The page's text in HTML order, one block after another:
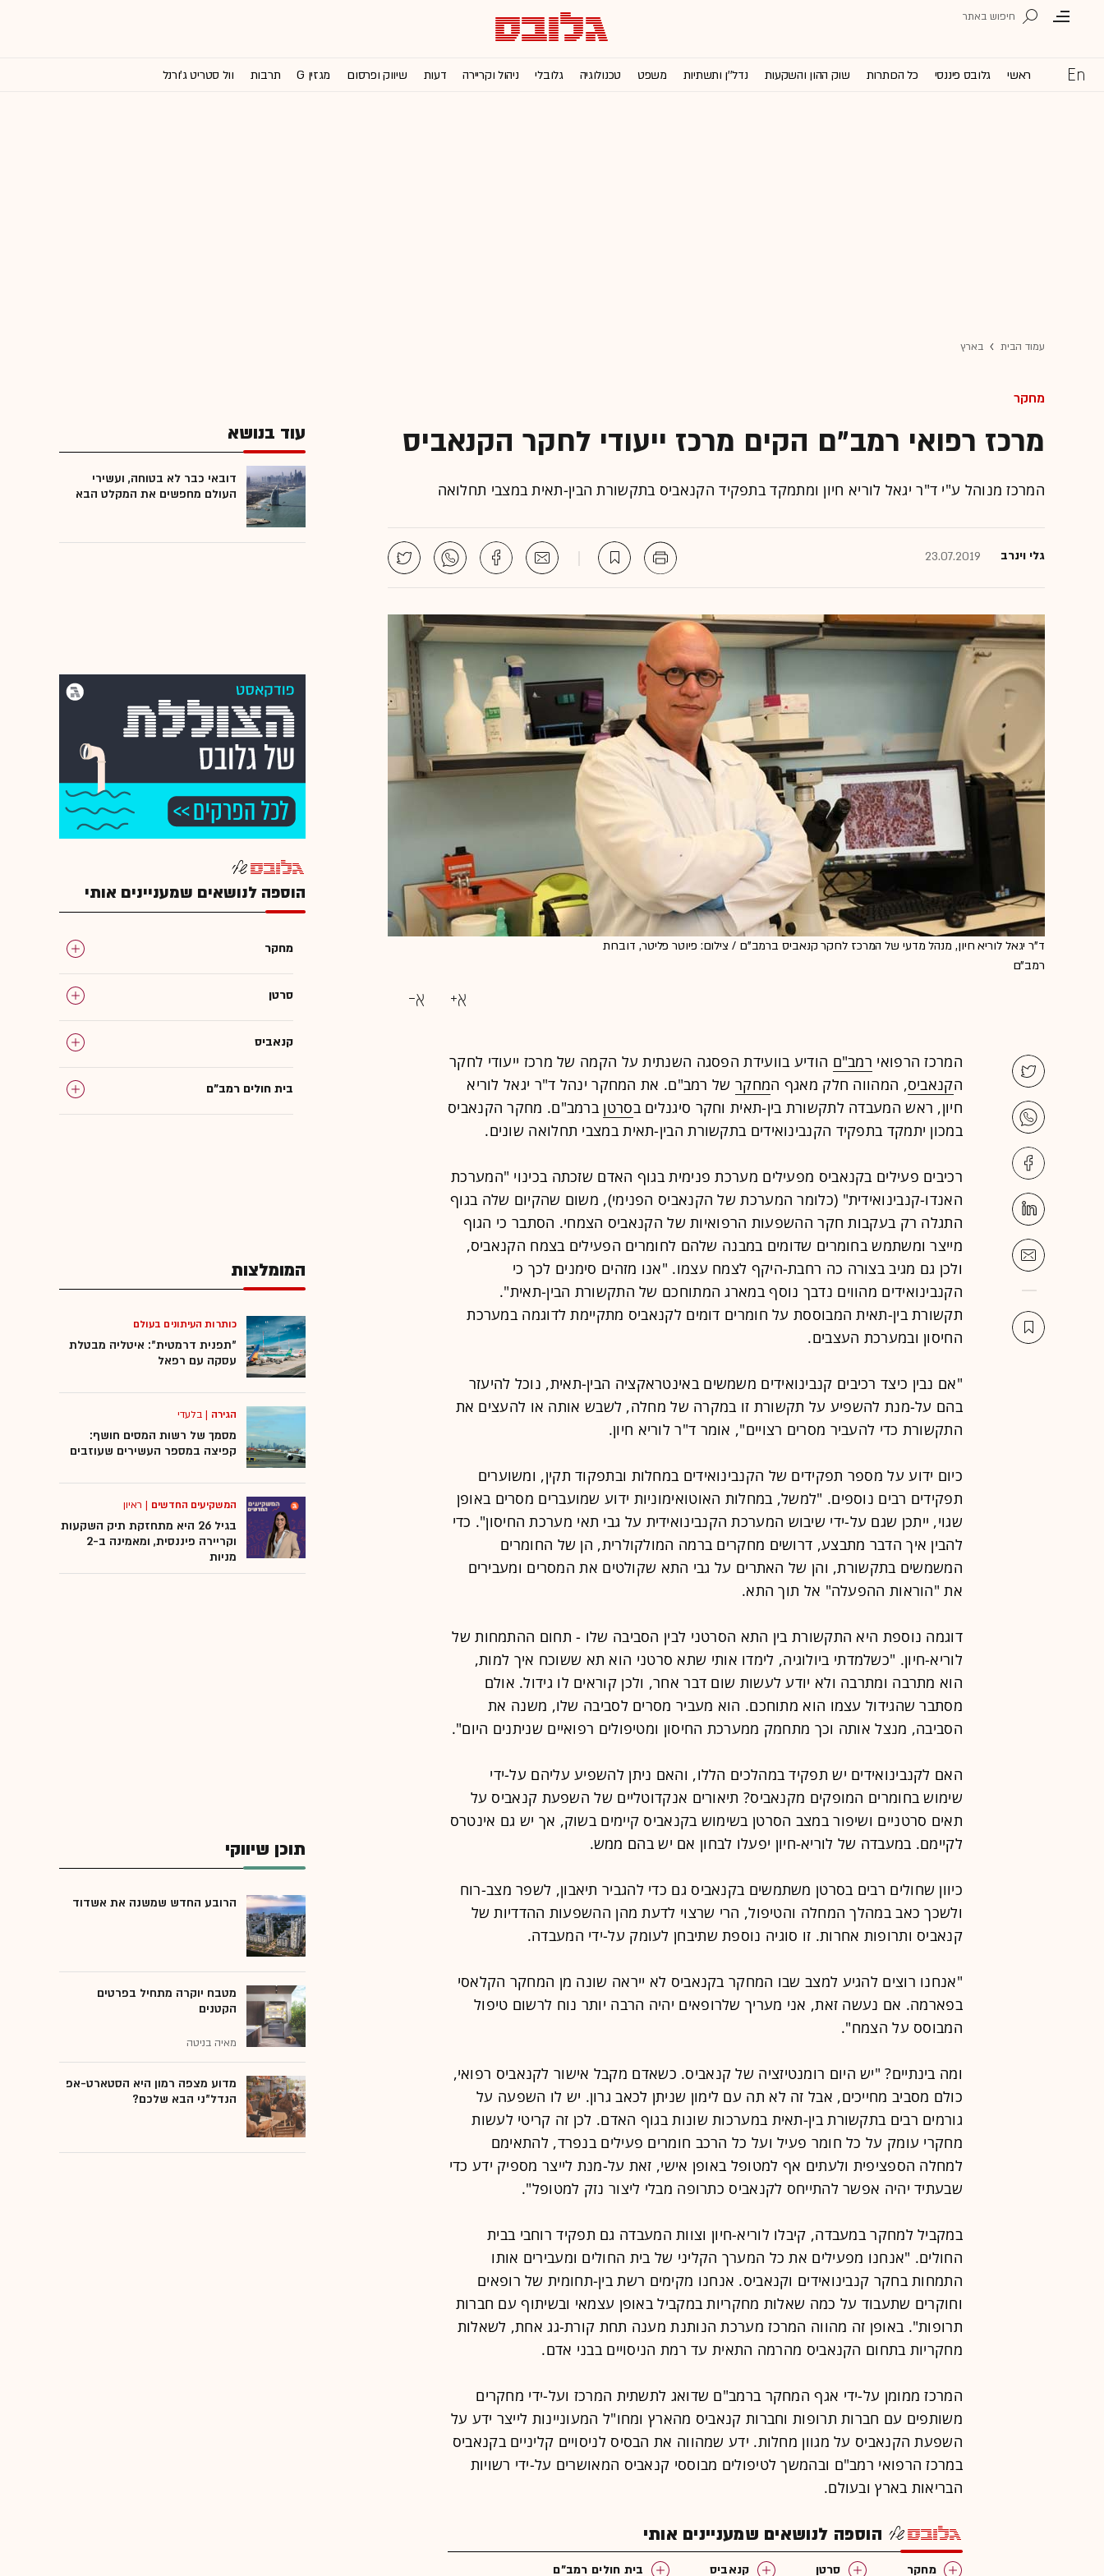
ראשי גלובס פיננסי כל הכותרות שוק ההון והשקעות נדל''ן ותשתיות משפט טכנולוגיה גלובלי ניהול וקריירה דעות שיווק ופרסום מגזין G תרבות וול סטריט ג'ורנל
עמוד הבית בארץ
מחקר
מרכז רפואי רמב"ם הקים מרכז ייעודי לחקר הקנאביס
המרכז מנוהל ע"י ד"ר יגאל לוריא חיון ומתמקד בתפקיד הקנאביס בתקשורת הבין-תאית במצבי תחלואה
גלי וינרב 23.07.2019
ד"ר יגאל לוריא חיון, מנהל מדעי של המרכז לחקר קנאביס ברמב"ם / צילום: פיוטר פליטר, דוברות
רמב"ם
המרכז הרפואי רמב"ם הודיע בוועידת הפסגה השנתית על הקמה של מרכז ייעודי לחקר
הקנאביס, המהווה חלק מאגף המחקר של רמב"ם. את המחקר ינהל ד"ר יגאל לוריא
חיון, ראש המעבדה לתקשורת בין-תאית וחקר סיגנלים בסרטן ברמב"ם. מחקר הקנאביס
במכון יתמקד בתפקיד הקנבינואידים בתקשורת הבין-תאית במצבי תחלואה שונים.
רכיבים פעילים בקנאביס מפעילים מערכת פנימית בגוף האדם שזכתה בכינוי "המערכת
האנדו-קנבינואידית" (כלומר המערכת של הקנאביס הפנימי), משום שהקיום שלה בגוף
התגלה רק בעקבות חקר ההשפעות הרפואיות של הקנאביס הצמחי. הסתבר כי הגוף
מייצר ומשתמש בחומרים שדומים במבנה שלהם לחומרים הפעילים בצמח הקנאביס,
ולכן גם מגיב בצורה כה רחבת-היקף לצמח עצמו. "אנו מזהים סימנים לכך כי
הקנבינואידים מהווים נדבך נוסף במארג המתוחכם של התקשורת הבין-תאית".
תקשורת בין-תאית המבוססת על חומרים דומים לקנאביס מתקיימת לדוגמה במערכת
החיסון ובמערכת העצבים.
"אם נבין כיצד רכיבים קנבינואידים משמשים באינטראקציה הבין-תאית, נוכל להיעזר
בהם על-מנת להשפיע על תקשורת זו במקרה של מחלה, לשבש אותה או להעצים את
התקשורת כדי להעביר מסרים רצויים", אומר ד"ר לוריא חיון.
כיום ידוע על מספר תפקידים של הקנבינואידים במחלות ובתפקוד תקין, ומשוערים
תפקידים רבים נוספים. "למשל, במחלות האוטואימוניות ידוע שמועברים מסרים באופן
שגוי, ייתכן שגם על-ידי שיבוש המערכת הקנבינואידית על גבי תאי מערכת החיסון". כדי
להבין איך הדבר מתבצע, דרושים מחקרים ברמה המולקולרית, הן של החומרים
המשמשים בתקשורת, והן של האתרים על גבי התא שקולטים את המסרים ומעבירים
את "הוראות ההפעלה" אל תוך התא.
דוגמה נוספת היא התקשורת בין התא הסרטני לבין הסביבה שלו - תחום ההתמחות של
לוריא-חיון. "כשלמדתי ביולוגיה, לימדו אותי שתא סרטני הוא תא ששוכח איך למות,
הוא מתרבה ומתרבה ולא יודע לעשות שום דבר אחר, ולכן קוראים לו גידול. אולם
מסתבר שהגידול עצמו הוא מתוחכם. הוא מעביר מסרים לסביבה שלו, משנה את
הסביבה, מנצל אותה וכך מתחמק ממערכת החיסון ומטיפולים רפואיים שניתנים היום".
האם לקנבינואידים יש תפקיד במהלכים הללו, והאם ניתן להשפיע עליהם על-ידי
שימוש בחומרים המופקים מקנאביס? תיאורים אנקדוטליים של השפעת קנאביס על
תאים סרטניים ושיפור במצב הסרטן בשימוש בקנאביס קיימים בשוק, אך יש גם אינטרס
לקיימם. במעבדה של לוריא-חיון יפעלו לבחון אם יש בהם ממש.
כיוון שחולים רבים בסרטן משתמשים בקנאביס גם כדי להגביר תיאבון, לשפר מצב-רוח
ולשכך כאב במהלך המחלה והטיפול, הרי שרצוי לדעת מהן ההשפעות ההדדיות של
קנאביס ותרופות אחרות. זו סוגיה נוספת שתיבחן לעומק על-ידי המעבדה.
"אנחנו רוצים להגיע למצב שבו המחקר בקנאביס לא ייראה שונה מן המחקר הקלאסי
בפארמה. אם נעשה זאת, אני מעריך שלרופאים יהיה הרבה יותר נוח לרשום טיפול
המבוסס על הצמח".
ומה בינתיים? "יש היום רומנטיזציה של קנאביס. כשאדם מקבל אישור לקנאביס רפואי,
כולם מסביב מחייכים, אבל זה לא תה עם לימון שניתן לכאב גרון. יש לו השפעה על
גורמים רבים בתקשורת בין-תאית במערכות שונות בגוף האדם. לכן זה קריטי לעשות
מחקרי עומק על כל חומר פעיל ועל כל הרכב חומרים פעילים בנפרד, להתאימם
למחלה הספציפית ולעתים אף למטופל באופן אישי, זאת על-מנת לייצר מספיק ידע כדי
שבעתיד יהיה אפשר להתייחס לקנאביס כתרופה מבלי ליצור נזק למטופל".
במקביל למחקר במעבדה, קיבלו לוריא-חיון וצוות המעבדה גם תפקיד רוחבי בבית
החולים. "אנחנו מפעילים את כל המערך הקליני של בית החולים ומעבירים אותו
התמחות בחקר קנבינואידים וקנאביס. אנחנו מקימים רשת בין-תחומית של רופאים
וחוקרים שתעבוד על כמה שאלות מחקריות במקביל באופן עצמאי ובשיתוף עם חברות
תרופות". באופן זה מהווה המרכז מערכת הנותנת מענה תחת קורת-גג אחת, לשאלות
מחקריות בתחום הקנאביס מהרמה התאית עד רמת הניסויים בבני אדם.
המרכז ממומן על-ידי אגף המחקר ברמב"ם שדואג לתשתית המרכז ועל-ידי מחקרים
משותפים עם חברות תרופות וחברות קנאביס מהארץ ומחו"ל המעוניינות לייצר ידע על
השפעת הקנאביס על מגוון מחלות. ידע שמהווה את הבסיס לניסויים קליניים בקנאביס
במרכז הרפואי רמב"ם ובהמשך לטיפולים מבוססי קנאביס המאושרים על-ידי רשויות
הבריאות בארץ ובעולם.
הוספה לנושאים שמעניינים אותי
מחקר סרטן קנאביס בית חולים רמב"ם
עוד בנושא
דובאי כבר לא בטוחה, ועשירי
העולם מחפשים את המקלט הבא
הוספה לנושאים שמעניינים אותי
מחקר
סרטן
קנאביס
בית חולים רמב"ם
המומלצות
כותרות העיתונים בעולם
"תפנית דרמטית": איטליה מבטלת
עסקה עם רפאל
הגירה |בלעדי
מסמך של רשות המסים חושף:
קפיצה במספר העשירים שעוזבים
המשקיעים החדשים | ראיון
בגיל 26 היא מתחזקת תיק השקעות
וקריירה פיננסית, ומאמינה ב-2
מניות
תוכן שיווקי
הרובע החדש שמשנה את אשדוד
מטבח יוקרה מתחיל בפרטים
הקטנים
מאיה בניטה
מדוע מצפה רמון היא הסטארט-אפ
הנדל"ני הבא שלכם?